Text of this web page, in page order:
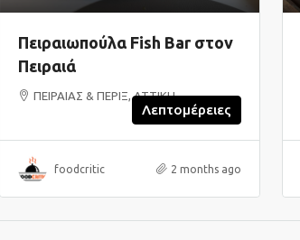
Πειραιωπούλα Fish Bar στον
Πειραιά
ΠΕΙΡΑΙΑΣ & ΠΕΡΙΞ, ΑΤΤΙΚΗ
Λεπτομέρειες
foodcritic 2 months ago